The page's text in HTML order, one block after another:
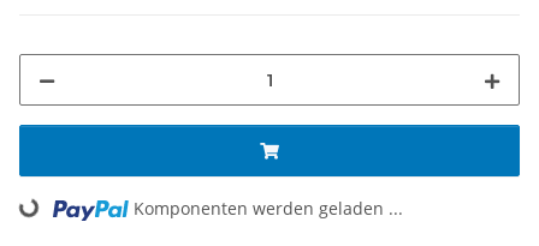
Loading... Komponenten werden geladen ...